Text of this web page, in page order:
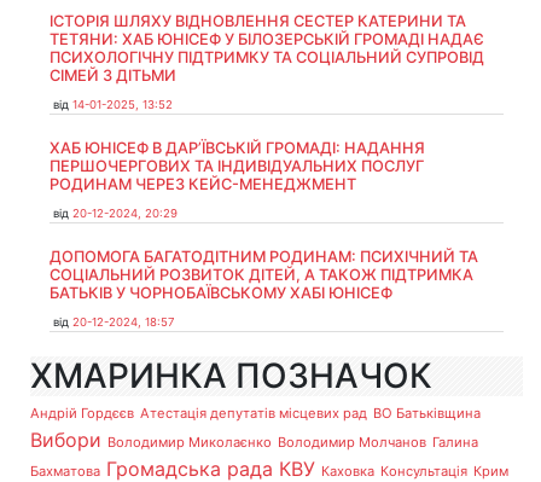
ІСТОРІЯ ШЛЯХУ ВІДНОВЛЕННЯ СЕСТЕР КАТЕРИНИ ТА
ТЕТЯНИ: ХАБ ЮНІСЕФ У БІЛОЗЕРСЬКІЙ ГРОМАДІ НАДАЄ
ПСИХОЛОГІЧНУ ПІДТРИМКУ ТА СОЦІАЛЬНИЙ СУПРОВІД
СІМЕЙ З ДІТЬМИ
від 14-01-2025, 13:52
ХАБ ЮНІСЕФ В ДАР’ЇВСЬКІЙ ГРОМАДІ: НАДАННЯ
ПЕРШОЧЕРГОВИХ ТА ІНДИВІДУАЛЬНИХ ПОСЛУГ
РОДИНАМ ЧЕРЕЗ КЕЙС-МЕНЕДЖМЕНТ
від 20-12-2024, 20:29
ДОПОМОГА БАГАТОДІТНИМ РОДИНАМ: ПСИХІЧНИЙ ТА
СОЦІАЛЬНИЙ РОЗВИТОК ДІТЕЙ, А ТАКОЖ ПІДТРИМКА
БАТЬКІВ У ЧОРНОБАЇВСЬКОМУ ХАБІ ЮНІСЕФ
від 20-12-2024, 18:57
ХМАРИНКА ПОЗНАЧОК
Андрій Гордєєв Атестація депутатів місцевих рад ВО Батьківщина
Вибори Володимир Миколаєнко Володимир Молчанов Галина
Бахматова Громадська рада КВУ Каховка Консультація Крим